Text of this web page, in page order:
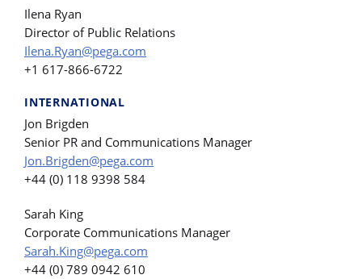
Ilena Ryan
Director of Public Relations
Ilena.Ryan@pega.com
+1 617-866-6722
INTERNATIONAL
Jon Brigden
Senior PR and Communications Manager
Jon.Brigden@pega.com
+44 (0) 118 9398 584
Sarah King
Corporate Communications Manager
Sarah.King@pega.com
+44 (0) 789 0942 610